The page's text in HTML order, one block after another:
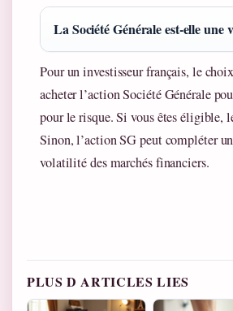
La Société Générale est-elle une
Pour un investisseur français, le
acheter l’action Société Générale
pour le risque. Si vous êtes éligible,
Sinon, l’action SG peut compléter
volatilité des marchés financiers.
PLUS D ARTICLES LIES